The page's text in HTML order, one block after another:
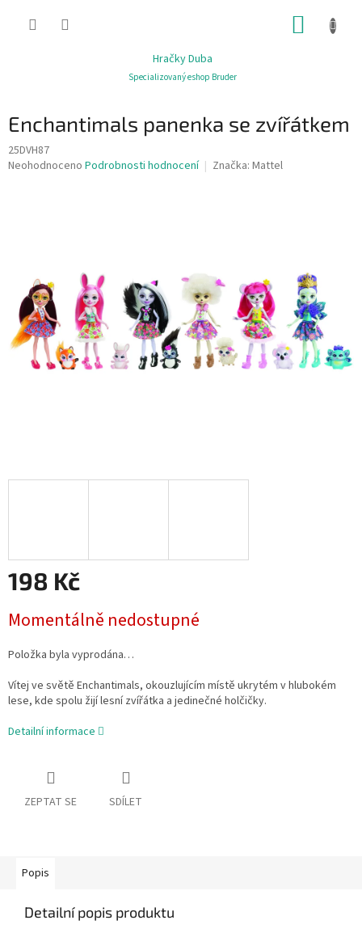
Hračky Duba
Specializovaný eshop Bruder
Enchantimals panenka se zvířátkem
25DVH87
Průměrné
Neohodnoceno Podrobnosti hodnocení Značka: Mattel
198 Kč
cena:
Momentálně nedostupné
Položka byla vyprodána…
Vítej ve světě Enchantimals, okouzlujícím místě ukrytém v hlubokém
lese, kde spolu žijí lesní zvířátka a jedinečné holčičky.
Detailní informace
ZEPTAT SE SDÍLET
Popis
Detailní popis produktu